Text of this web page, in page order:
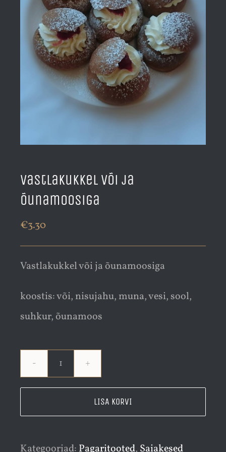
Vastlakukkel või ja
õunamoosiga
€3.30
Vastlakukkel või ja õunamoosiga
koostis: või, nisujahu, muna, vesi, sool,
suhkur, õunamoos
ja
LISA KORVI
Kategooriad: Pagaritooted, Saiakesed